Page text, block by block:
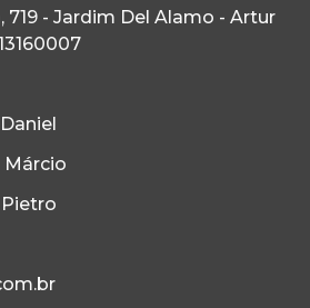
719 - Jardim Del Alamo - Artur
Márcio
Pietro